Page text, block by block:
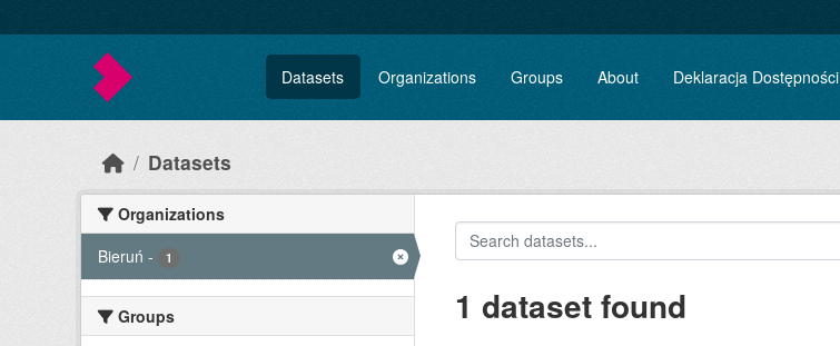
Datasets Organizations Groups About Deklaracja Dostępności
Datasets
Organizations
Bieruń - 1
Groups
1 dataset found